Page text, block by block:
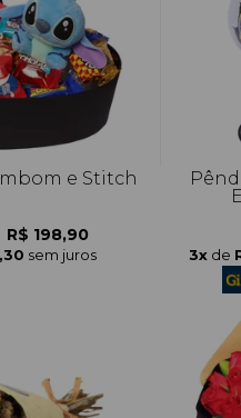
e Stitch
R$ 198,90
sem juros 3x de